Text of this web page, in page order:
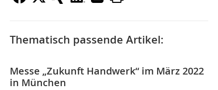
Thematisch passende Artikel:
Messe „Zukunft Handwerk“ im März 2022
in München